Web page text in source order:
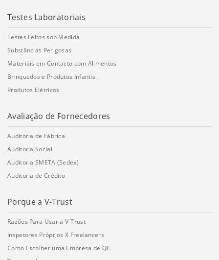
Testes Laboratoriais
Testes Feitos sob Medida
Substâncias Perigosas
Materiais em Contacto com Alimentos
Brinquedos e Produtos Infantis
Produtos Elétricos
Avaliação de Fornecedores
Auditoria de Fábrica
Auditoria Social
Auditoria SMETA (Sedex)
Auditoria de Crédito
Porque a V-Trust
Razões Para Usar a V-Trust
Inspetores Próprios X Freelancers
Como Escolher uma Empresa de QC